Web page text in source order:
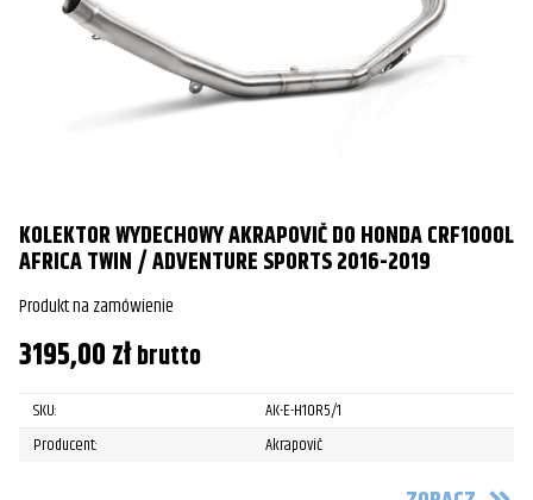
KOLEKTOR WYDECHOWY AKRAPOVIČ DO HONDA CRF1000L
AFRICA TWIN / ADVENTURE SPORTS 2016-2019
Produkt na zamówienie
3195,00złbrutto
SKU:
AK-E-H10R5/1
Producent:
Akrapovič